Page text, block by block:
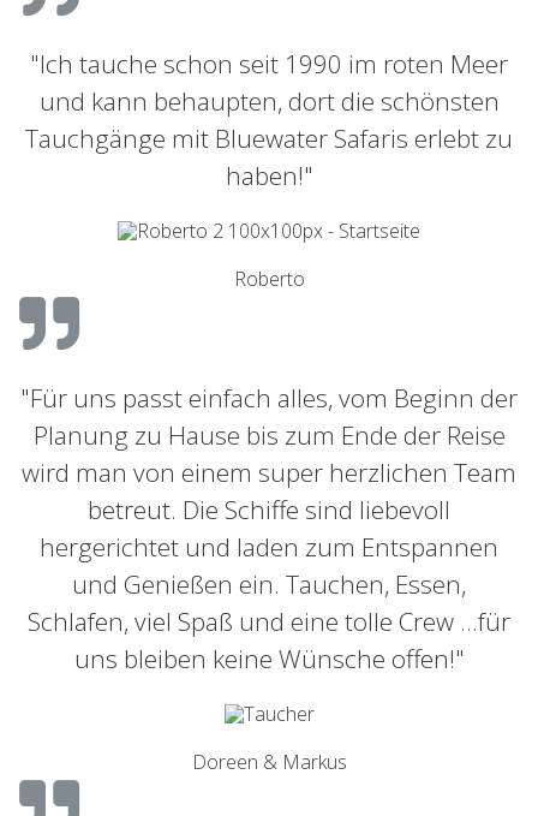
"Ich tauche schon seit 1990 im roten Meer
und kann behaupten, dort die schönsten
Tauchgänge mit Bluewater Safaris erlebt zu
haben!"
Roberto
"Für uns passt einfach alles, vom Beginn der
Planung zu Hause bis zum Ende der Reise
wird man von einem super herzlichen Team
betreut. Die Schiffe sind liebevoll
hergerichtet und laden zum Entspannen
und Genießen ein. Tauchen, Essen,
Schlafen, viel Spaß und eine tolle Crew ...für
uns bleiben keine Wünsche offen!"
Doreen & Markus